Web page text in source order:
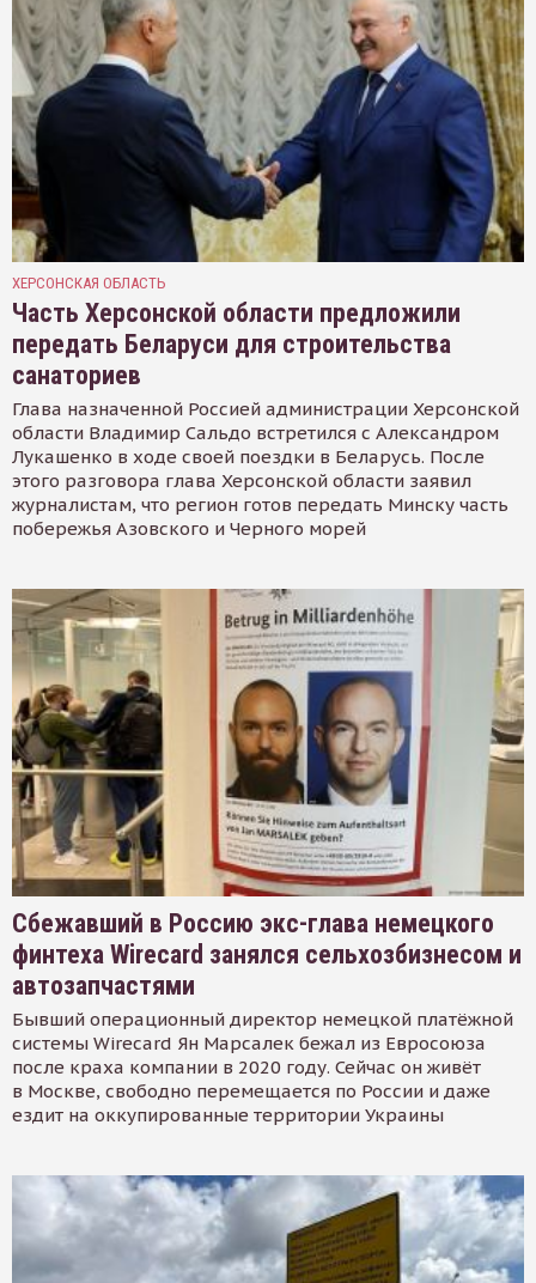
ХЕРСОНСКАЯ ОБЛАСТЬ
Часть Херсонской области предложили
передать Беларуси для строительства
санаториев
Глава назначенной Россией администрации Херсонской
области Владимир Сальдо встретился с Александром
Лукашенко в ходе своей поездки в Беларусь. После
этого разговора глава Херсонской области заявил
журналистам, что регион готов передать Минску часть
побережья Азовского и Черного морей
Сбежавший в Россию экс-глава немецкого
финтеха Wirecard занялся сельхозбизнесом и
автозапчастями
Бывший операционный директор немецкой платёжной
системы Wirecard Ян Марсалек бежал из Евросоюза
после краха компании в 2020 году. Сейчас он живёт
в Москве, свободно перемещается по России и даже
ездит на оккупированные территории Украины